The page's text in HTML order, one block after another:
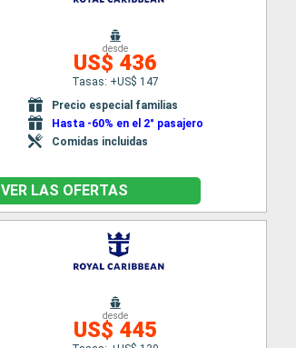
desde
US$ 436
Tasas: +US$ 147
Precio especial familias
Hasta -60% en el 2° pasajero
Comidas incluidas
VER LAS OFERTAS
desde
US$ 445